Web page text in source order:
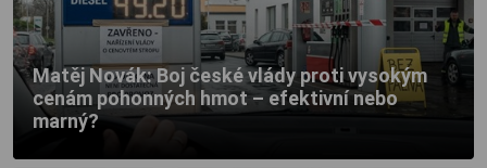
Matěj Novák: Boj české vlády proti vysokým
cenám pohonných hmot – efektivní nebo
marný?